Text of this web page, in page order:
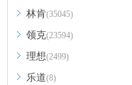
林肯(35045)
领克(23594)
理想(2499)
乐道(8)